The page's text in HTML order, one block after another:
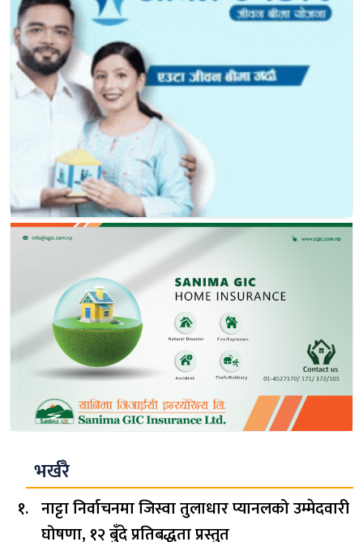
भर्खरै
नाट्टा निर्वाचनमा जिस्वा तुलाधार प्यानलको उम्मेदवारी
घोषणा, १२ बुँदे प्रतिबद्धता प्रस्तुत